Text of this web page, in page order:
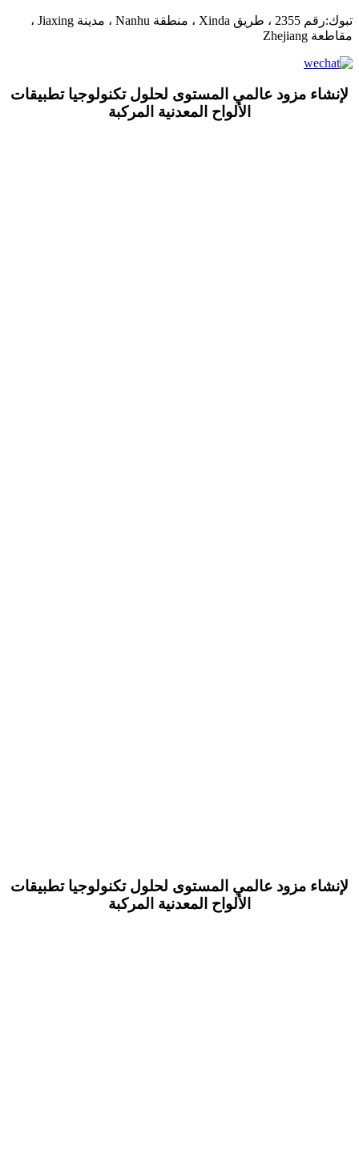
تبوك:رقم 2355 ، طريق Xinda ، منطقة Nanhu ، مدينة Jiaxing ،
مقاطعة Zhejiang
لإنشاء مزود عالمي المستوى لحلول تكنولوجيا تطبيقات
الألواح المعدنية المركبة
لإنشاء مزود عالمي المستوى لحلول تكنولوجيا تطبيقات
الألواح المعدنية المركبة